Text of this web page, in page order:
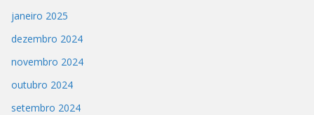
janeiro 2025
dezembro 2024
novembro 2024
outubro 2024
setembro 2024